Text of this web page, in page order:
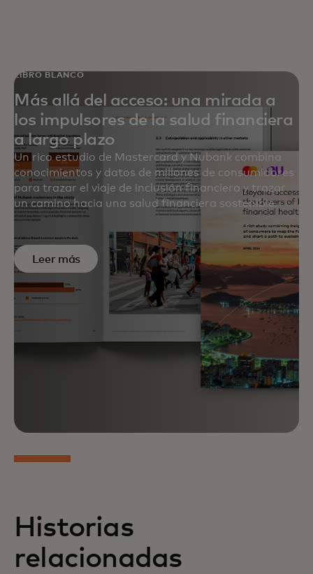
LIBRO BLANCO
Más allá del acceso: una mirada a
los impulsores de la salud financiera
a largo plazo
Un rico estudio de Mastercard y Nubank combina
conocimientos y datos de millones de consumidores
para trazar el viaje de inclusión financiera y trazar
un camino hacia una salud financiera sostenible.
Leer más
Historias
relacionadas